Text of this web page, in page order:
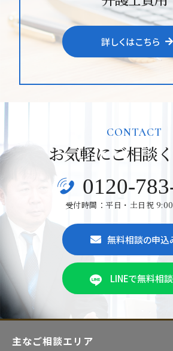
詳しくはこちら
CONTACT
お気軽にご相談
0120-
受付時間：平日・土日祝
無料相談の申込
LINEで無料相談
主なご相談エリア